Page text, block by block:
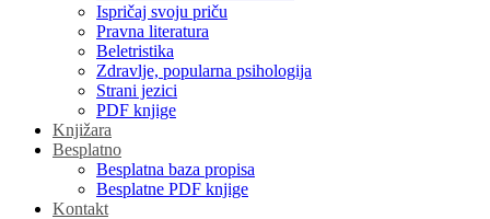
Ispričaj svoju priču
Pravna literatura
Beletristika
Zdravlje, popularna psihologija
Strani jezici
PDF knjige
Knjižara
Besplatno
Besplatna baza propisa
Besplatne PDF knjige
Kontakt